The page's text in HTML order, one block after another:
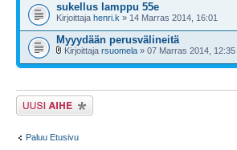
sukellus lamppu 55e
Kirjoittaja henri.k » 14 Marras 2014, 16:01
Myyydään perusvälineitä
Kirjoittaja rsuomela » 07 Marras 2014, 12:35
Lähetä uusi viesti
Paluu Etusivu